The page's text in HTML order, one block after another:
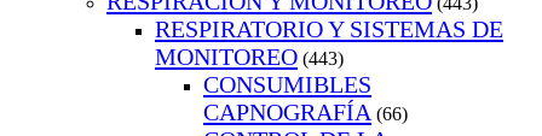
RESPIRATORIO Y SISTEMAS DE
MONITOREO (443)
CONSUMIBLES
CAPNOGRAFÍA (66)